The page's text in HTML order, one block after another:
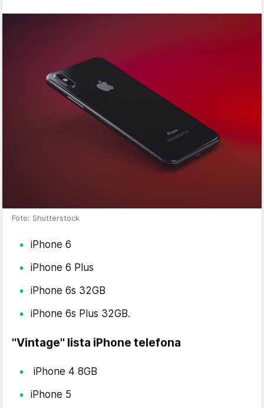
Foto: Shutterstock
iPhone 6
iPhone 6 Plus
iPhone 6s 32GB
iPhone 6s Plus 32GB.
"Vintage" lista iPhone telefona
iPhone 4 8GB
iPhone 5